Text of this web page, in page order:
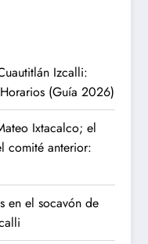
Izcalli:
(Guía 2026)
Ixtacalco; el
comité anterior:
en el socavón de